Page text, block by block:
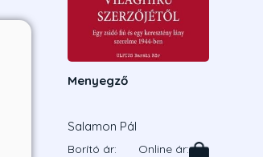
Menyegző
Salamon Pál
Borító ár: Online ár: